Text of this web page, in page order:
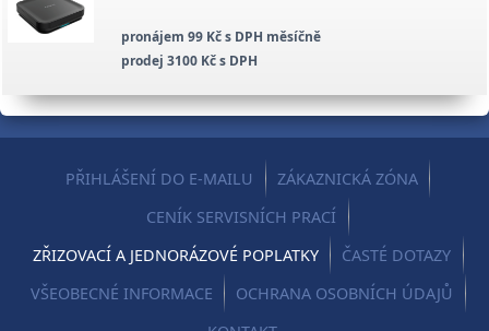
pronájem 99 Kč s DPH měsíčně
prodej 3100 Kč s DPH
PŘIHLÁŠENÍ DO E-MAILU
ZÁKAZNICKÁ ZÓNA
CENÍK SERVISNÍCH PRACÍ
ZŘIZOVACÍ A JEDNORÁZOVÉ POPLATKY
ČASTÉ DOTAZY
VŠEOBECNÉ INFORMACE
OCHRANA OSOBNÍCH ÚDAJŮ